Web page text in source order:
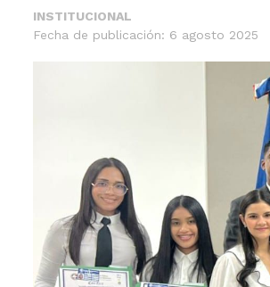
INSTITUCIONAL
Fecha de publicación: 6 agosto 2025